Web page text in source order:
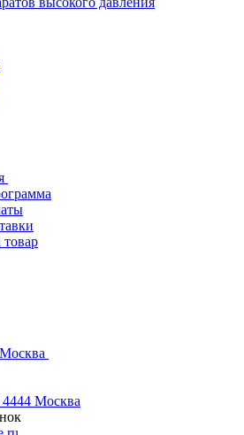
Москва
Москва